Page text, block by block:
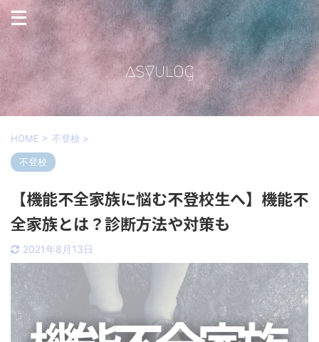
HOME > 不登校 >
不登校
【機能不全家族に悩む不登校生へ】機能不
全家族とは？診断方法や対策も
2021年8月13日